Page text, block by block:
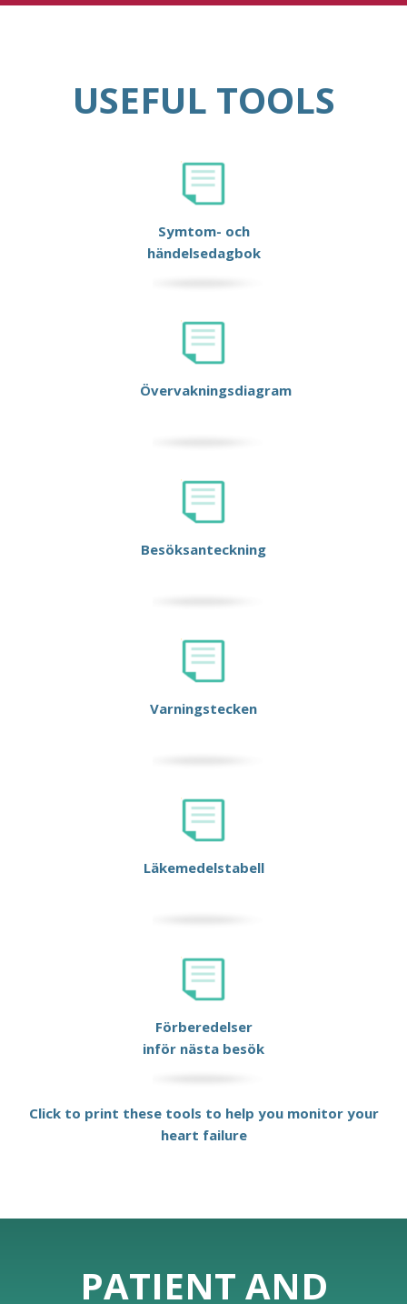
USEFUL TOOLS
Symtom- och
händelsedagbok
Övervakningsdiagram
Besöksanteckning
Varningstecken
Läkemedelstabell
Förberedelser
inför nästa besök
Click to print these tools to help you monitor your
heart failure
PATIENT AND